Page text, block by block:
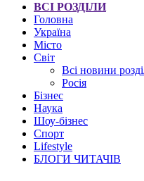
ВСІ РОЗДІЛИ
Головна
Україна
Місто
Світ
Всі новини
Росія
Бізнес
Наука
Шоу-бізнес
Спорт
Lifestyle
БЛОГИ ЧИТАЧІВ